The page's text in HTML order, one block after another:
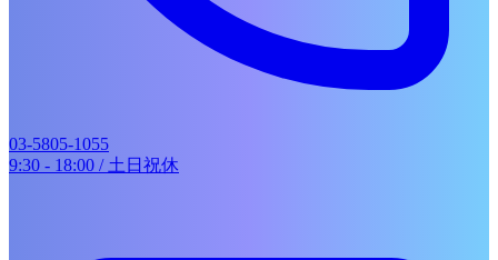
03-5805-1055
9:30 - 18:00 / 土日祝休
展示会ブース・ショールーム
地域イベント企画
COMPANY